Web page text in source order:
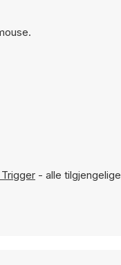
- alle tilgjengelige